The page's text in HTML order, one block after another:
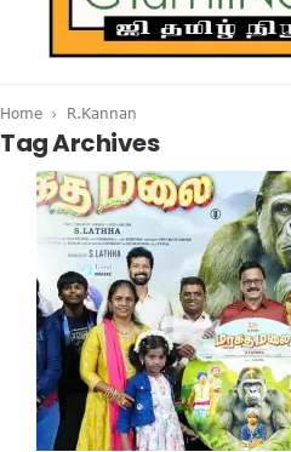
Home R.Kannan
Tag Archives